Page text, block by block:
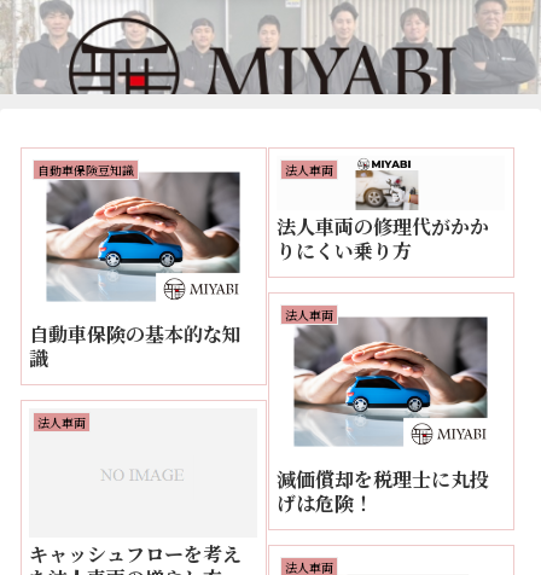
自動車保険豆知識
自動車保険の基本的な知
識
法人車両
法人車両の修理代がかか
りにくい乗り方
法人車両
減価償却を税理士に丸投
げは危険！
法人車両
キャッシュフローを考え
法人車両